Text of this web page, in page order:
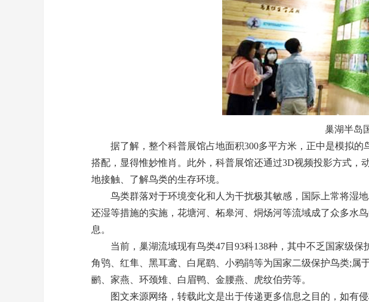
巢湖半岛
据了解，整个科普展馆占地面积300多平方米，正中是模拟的
搭配，显得惟妙惟肖。此外，科普展馆还通过3D视频投影方式
地接触、了解鸟类的生存环境。
鸟类群落对于环境变化和人为干扰极其敏感，国际上常将湿地
还湿等措施的实施，花塘河、柘皋河、烔炀河等流域成了众多水
息。
当前，巢湖流域现有鸟类47目93科138种，其中不乏国家级保
角鸮、红隼、黑耳鸢、白尾鹞、小鸦鹃等为国家二级保护鸟类;
鹂、家燕、环颈雉、白眉鸭、金腰燕、虎纹伯劳等。
图文来源网络，转载此文是出于传递更多信息之目的，如有